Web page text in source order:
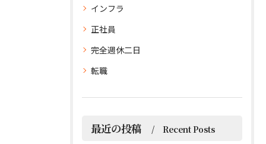
インフラ
正社員
完全週休二日
転職
最近の投稿 Recent Posts